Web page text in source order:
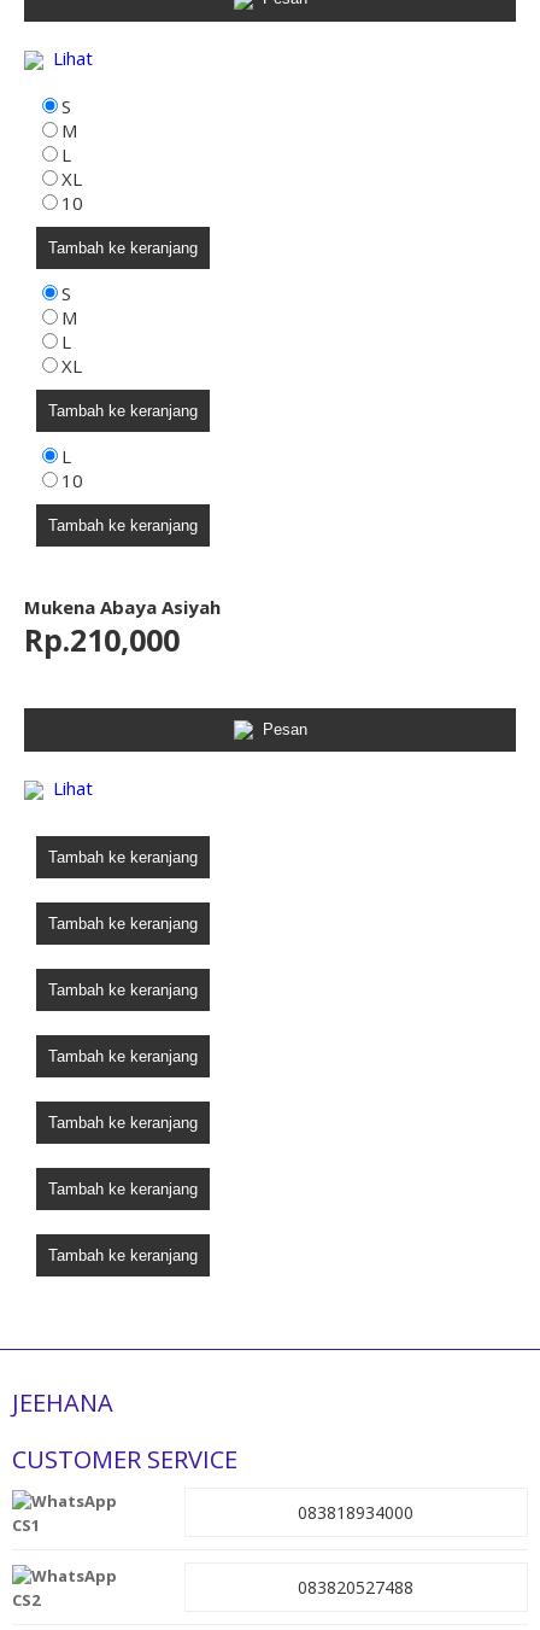
Lihat
S
M
L
XL
10
Tambah ke keranjang
S
M
L
XL
Tambah ke keranjang
L
10
Tambah ke keranjang
Mukena Abaya Asiyah
Rp.210,000
Pesan
Lihat
Tambah ke keranjang
Tambah ke keranjang
Tambah ke keranjang
Tambah ke keranjang
Tambah ke keranjang
Tambah ke keranjang
Tambah ke keranjang
JEEHANA
CUSTOMER SERVICE
CS1
083818934000
CS2
083820527488